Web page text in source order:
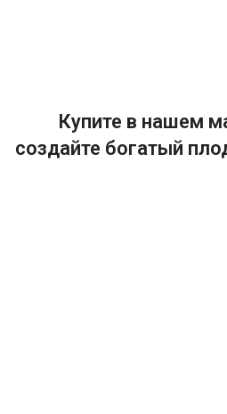
Купите в нашем
создайте богатый